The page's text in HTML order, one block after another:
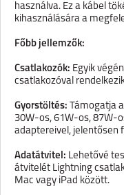
használva. Ez a kábel
kihasználására a
Főbb jellemzők:
Csatlakozók: Egyik
csatlakozóval
Gyorstöltés: Támogatja
30W-os, 61W-os, 87W-
adaptereivel, jelentősen
Adatátvitel: Lehetővé
átvitelét Lightning
Mac vagy iPad között.